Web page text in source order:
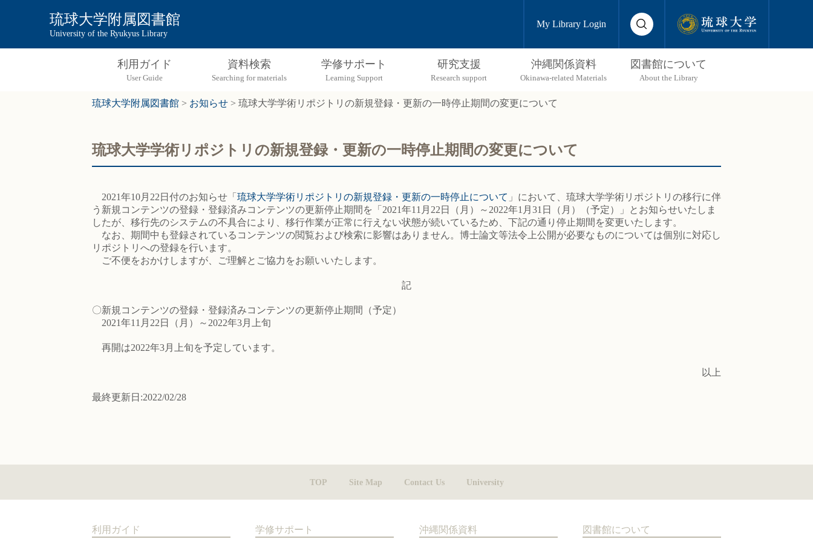
琉球大学附属図書館
University of the Ryukyus Library
My Library Login
利用ガイド 資料検索 学修サポート 研究支援 沖縄関係資料 図書館について
琉球大学附属図書館 > お知らせ > 琉球大学学術リポジトリの新規登録・更新の一時停止期間の変更について
琉球大学学術リポジトリの新規登録・更新の一時停止期間の変更について
2021年10月22日付のお知らせ「 琉球大学学術リポジトリの新規登録・更新の一時停止について 」において、琉球大学学術リポジトリの移行に伴
う新規コンテンツの登録・登録済みコンテンツの更新停止期間を「2021年11月22日（月）～2022年1月31日（月）（予定）」とお知らせいたしま
したが、移行先のシステムの不具合により、移行作業が正常に行えない状態が続いているため、下記の通り停止期間を変更いたします。
なお、期間中も登録されているコンテンツの閲覧および検索に影響はありません。博士論文等法令上公開が必要なものについては個別に対応し
リポジトリへの登録を行います。
ご不便をおかけしますが、ご理解とご協力をお願いいたします。
記
〇新規コンテンツの登録・登録済みコンテンツの更新停止期間（予定）
2021年11月22日（月）～2022年3月上旬
再開は2022年3月上旬を予定しています。
以上
最終更新日:2022/02/28
TOP Site Map Contact Us University
利用ガイド 学修サポート 沖縄関係資料 図書館について